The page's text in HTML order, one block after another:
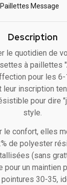
Paillettes Message​
Description
le quotidien de
à paillettes
pour les
inscription
pour dire
style.
le confort, elles
de polyester
(sans
pour un maintien
pointures 30-35,